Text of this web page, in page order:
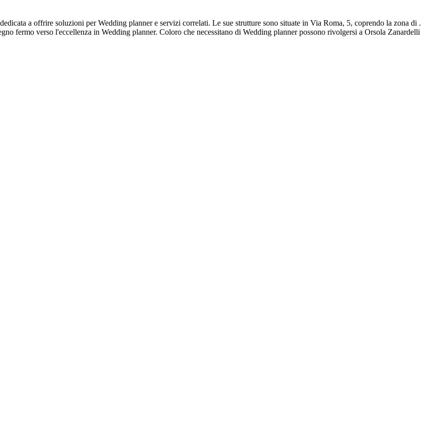
a offrire soluzioni per Wedding planner e servizi correlati. Le sue strutture sono situate in Via Roma, 5, coprendo la zona di .
fermo verso l'eccellenza in Wedding planner. Coloro che necessitano di Wedding planner possono rivolgersi a Orsola Zanardelli